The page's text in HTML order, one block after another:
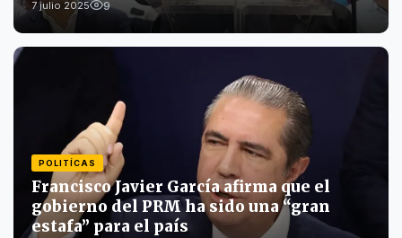
7 julio 2025 9
POLITÍCAS
Francisco Javier García afirma que el
gobierno del PRM ha sido una “gran
estafa” para el país